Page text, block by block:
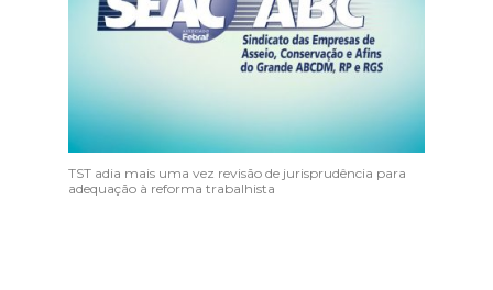
TST adia mais uma vez revisão de jurisprudência para
adequação à reforma trabalhista